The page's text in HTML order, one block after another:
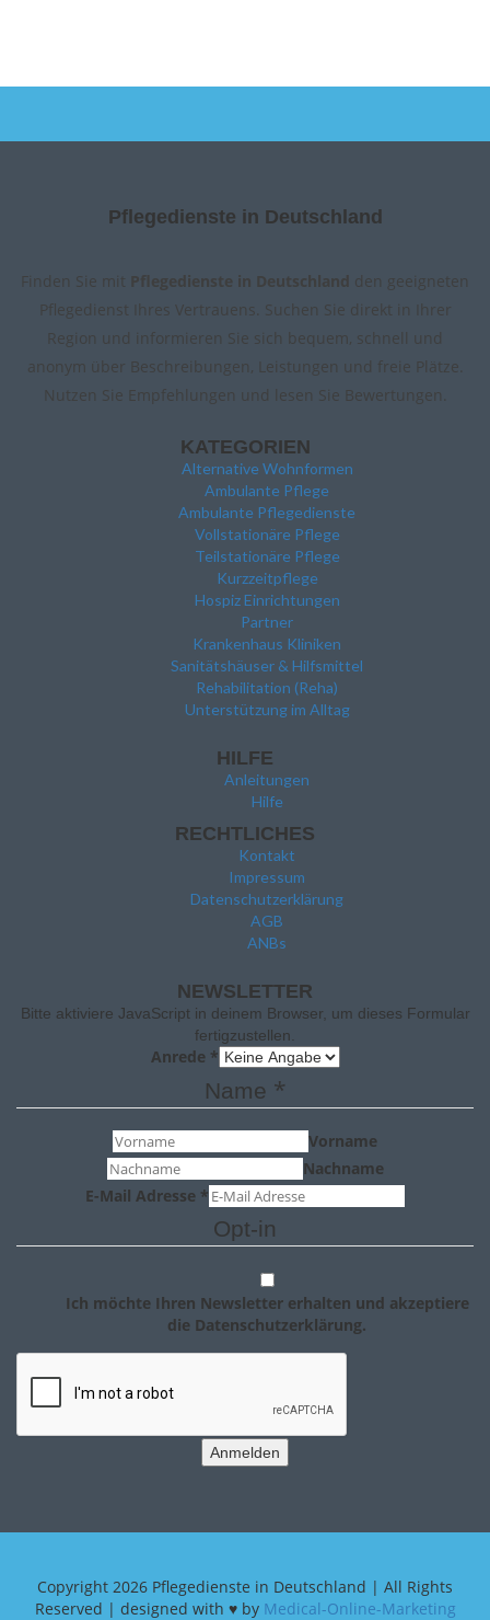
Pflegedienste in Deutschland
Finden Sie mit Pflegedienste in Deutschland den geeigneten
Pflegedienst Ihres Vertrauens. Suchen Sie direkt in Ihrer
Region und informieren Sie sich bequem, schnell und
anonym über Beschreibungen, Leistungen und freie Plätze.
Nutzen Sie Empfehlungen und lesen Sie Bewertungen.
KATEGORIEN
Alternative Wohnformen
Ambulante Pflege
Ambulante Pflegedienste
Vollstationäre Pflege
Teilstationäre Pflege
Kurzzeitpflege
Hospiz Einrichtungen
Partner
Krankenhaus Kliniken
Sanitätshäuser & Hilfsmittel
Rehabilitation (Reha)
Unterstützung im Alltag
HILFE
Anleitungen
Hilfe
RECHTLICHES
Kontakt
Impressum
Datenschutzerklärung
AGB
ANBs
NEWSLETTER
Bitte aktiviere JavaScript in deinem Browser, um dieses Formular
fertigzustellen.
Anrede *
Name *
Vorname
Nachname
E-Mail Adresse *
Opt-in
Ich möchte Ihren Newsletter erhalten und akzeptiere
die Datenschutzerklärung.
Anmelden
Copyright 2026 Pflegedienste in Deutschland | All Rights
Reserved | designed with ♥ by Medical-Online-Marketing